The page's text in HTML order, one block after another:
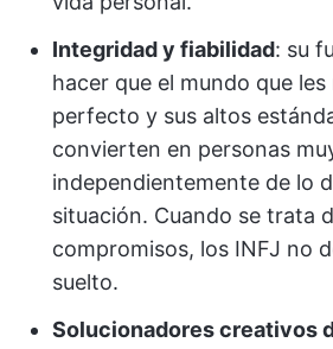
Integridad y fiabilidad: su
hacer que el mundo que les
perfecto y sus altos
convierten en personas
independientemente de lo
situación. Cuando se trata
compromisos, los INFJ no
suelto.
Solucionadores creativos